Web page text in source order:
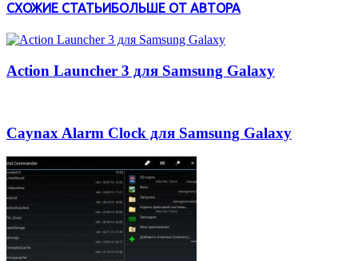
СХОЖИЕ СТАТЬИБОЛЬШЕ ОТ АВТОРА
Action Launcher 3 для Samsung Galaxy
Caynax Alarm Clock для Samsung Galaxy